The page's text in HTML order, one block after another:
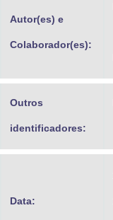
Autor(es) e
Colaborador(es):
Outros
identificadores:
Data: